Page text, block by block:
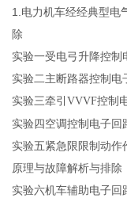
1.电力机车经经典型电
除
实验一受电弓升降控制
实验二主断路器控制电
实验三牵引VVVF控制
实验四空调控制电子回
实验五紧急限限制动作
原理与故障解析与排除
实验六机车辅助电子回